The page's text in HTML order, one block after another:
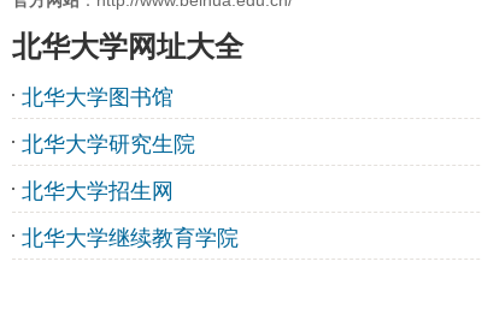
北华大学网址大全
北华大学图书馆
北华大学研究生院
北华大学招生网
北华大学继续教育学院